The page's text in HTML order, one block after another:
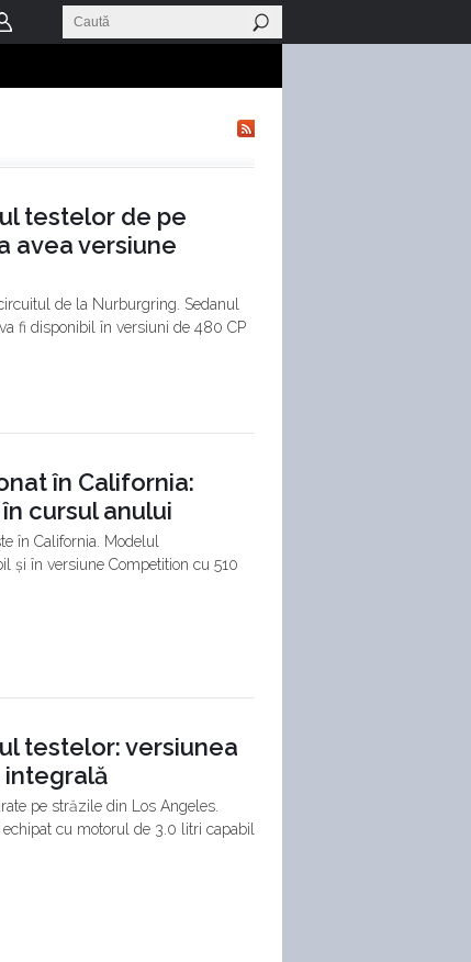
testelor de pe
avea versiune
de la Nurburgring. Sedanul
fi disponibil în versiuni de 480 CP
în California:
cursul anului
în California. Modelul
și în versiune Competition cu 510
testelor: versiunea
integrală
pe străzile din Los Angeles.
cu motorul de 3.0 litri capabil